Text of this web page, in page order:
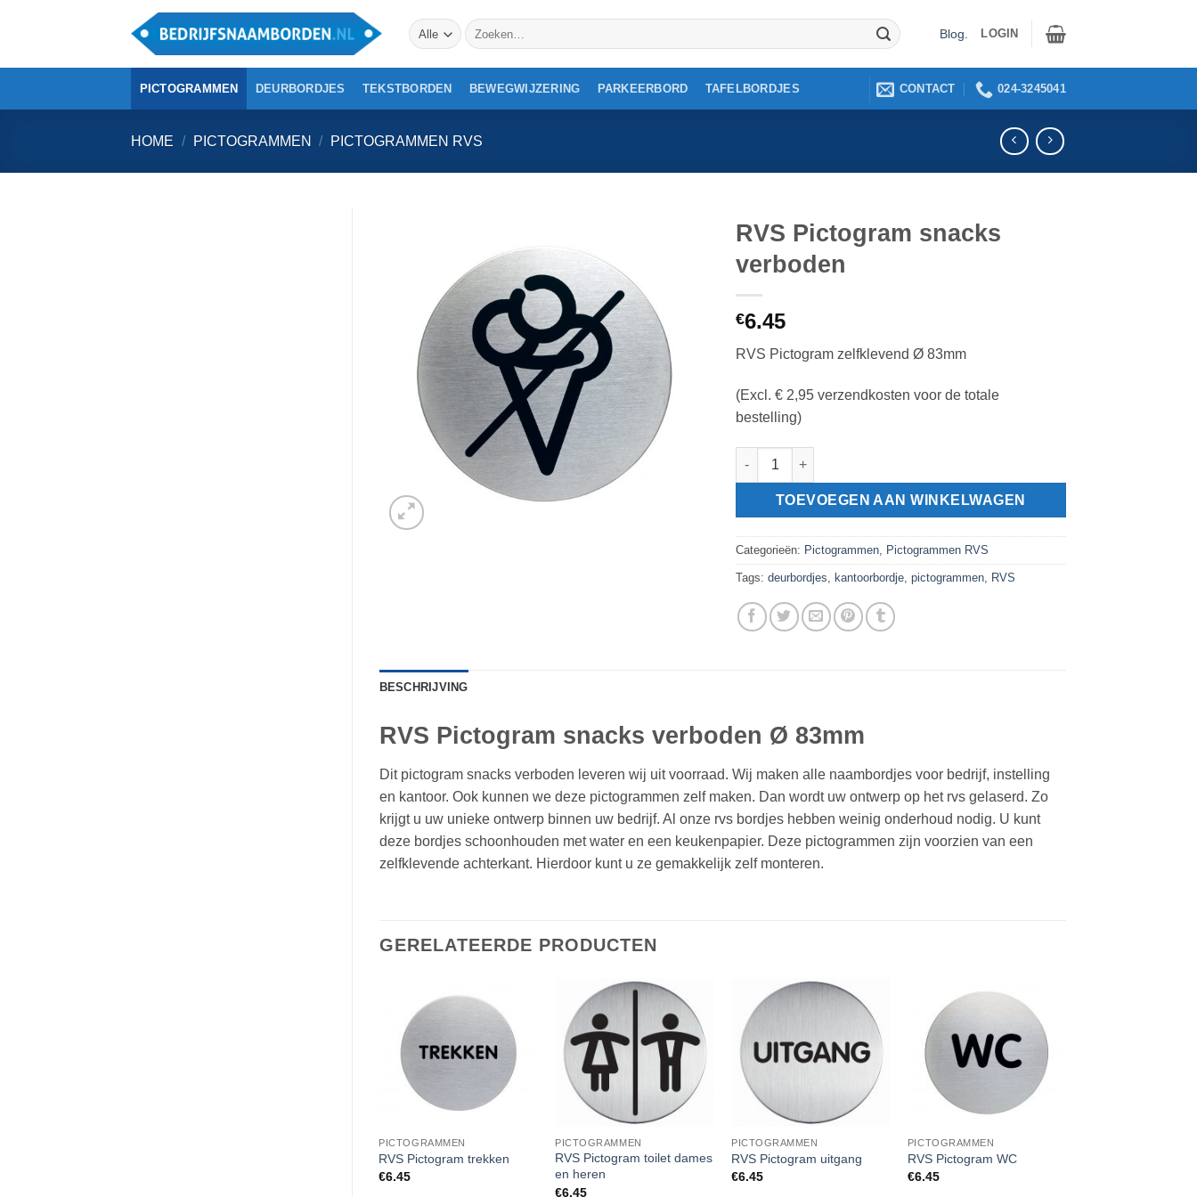
Zoeken
naar:
Blog LOGIN
PICTOGRAMMEN DEURBORDJES TEKSTBORDEN BEWEGWIJZERING PARKEERBORD TAFELBORDJES CONTACT 024-3245041
HOME / PICTOGRAMMEN / PICTOGRAMMEN RVS
RVS Pictogram snacks
verboden
€6.45
RVS Pictogram zelfklevend Ø 83mm
(Excl. € 2,95 verzendkosten voor de totale
bestelling)
RVS Pictogram snacks verboden aantal
TOEVOEGEN AAN WINKELWAGEN
Categorieën: Pictogrammen Pictogrammen RVS
Tags:deurbordjes ,kantoorbordje ,pictogrammen RVS
BESCHRIJVING
RVS Pictogram snacks verboden Ø 83mm
Dit pictogram snacks verboden leveren wij uit voorraad. Wij maken alle naambordjes voor bedrijf, instelling
en kantoor. Ook kunnen we deze pictogrammen zelf maken. Dan wordt uw ontwerp op het rvs gelaserd. Zo
krijgt u uw unieke ontwerp binnen uw bedrijf. Al onze rvs bordjes hebben weinig onderhoud nodig. U kunt
deze bordjes schoonhouden met water en een keukenpapier. Deze pictogrammen zijn voorzien van een
zelfklevende achterkant. Hierdoor kunt u ze gemakkelijk zelf monteren.
GERELATEERDE PRODUCTEN
PICTOGRAMMEN
RVS Pictogram trekken
€6.45
PICTOGRAMMEN
RVS Pictogram toilet dames
en heren
€6.45
PICTOGRAMMEN
RVS Pictogram uitgang
€6.45
PICTOGRAMMEN
RVS Pictogram WC
€6.45